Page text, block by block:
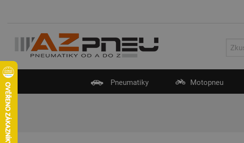
Pneumatiky Motopneu